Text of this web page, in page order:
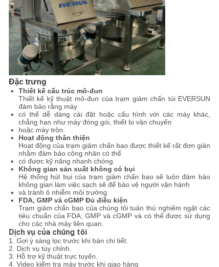
Đặc trưng
Thiết kế cấu trúc mô-đun
Thiết kế kỹ thuật mô-đun của trạm giảm chấn túi EVERSUN
đảm bảo rằng máy
có thể dễ dàng cài đặt hoặc cấu hình với các máy khác,
chẳng hạn như máy đóng gói, thiết bị vận chuyển
hoặc máy trộn.
Hoạt động thân thiện
Hoạt động của trạm giảm chấn bao được thiết kế rất đơn giản
nhằm đảm bảo công nhân có thể
có được kỹ năng nhanh chóng.
Không gian sản xuất không có bụi
Hệ thống hút bụi của trạm giảm chấn bao sẽ luôn đảm bảo
không gian làm việc sạch sẽ để bảo vệ người vận hành
và tránh ô nhiễm môi trường
FDA, GMP và cGMP Đủ điều kiện
Trạm giảm chấn bao của chúng tôi tuân thủ nghiêm ngặt các
tiêu chuẩn của FDA, GMP và cGMP và có thể được sử dụng
cho các nhà máy liên quan.
Dịch vụ của chúng tôi
1. Gợi ý sàng lọc trước khi bán chi tiết.
2. Dịch vụ tùy chỉnh.
3. Hỗ trợ kỹ thuật trực tuyến.
4. Video kiểm tra máy trước khi giao hàng